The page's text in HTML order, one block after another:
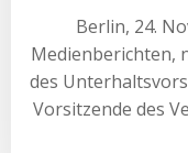
Berlin, 24.
Medienberichten,
des
Vorsitzende des